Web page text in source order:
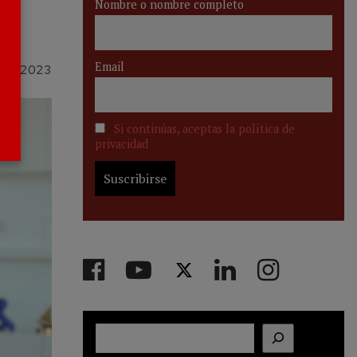
2023
Nombre o nombre completo
Email
Si continúas, aceptas la política de
privacidad